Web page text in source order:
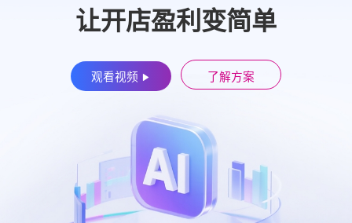
让开店盈利变简单
观看视频 了解方案